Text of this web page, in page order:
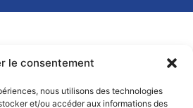
le consentement
nous utilisons des technologies
et/ou accéder aux informations des